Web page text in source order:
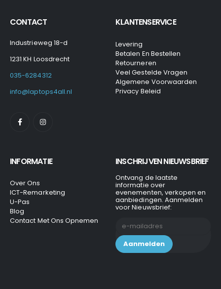
CONTACT
Industrieweg 18-d
1231 KH Loosdrecht
035-6284312
info@laptops4all.nl
KLANTENSERVICE
Levering
Betalen En Bestellen
Retourneren
Veel Gestelde Vragen
Algemene Voorwaarden
Privacy Beleid
INFORMATIE
Over Ons
ICT-Remarketing
U-Pas
Blog
Contact Met Ons Opnemen
INSCHRIJVEN NIEUWSBRIEF
Ontvang de laatste
informatie over
evenementen, verkopen en
aanbiedingen. Aanmelden
voor Nieuwsbrief: